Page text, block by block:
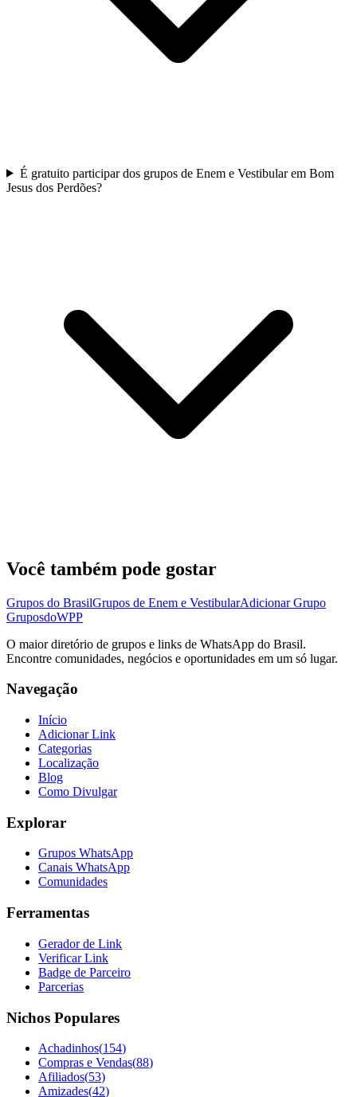
É gratuito participar dos grupos de Enem e Vestibular em Bom
Jesus dos Perdões?
Você também pode gostar
Grupos do BrasilGrupos de Enem e VestibularAdicionar Grupo
GruposdoWPP
O maior diretório de grupos e links de WhatsApp do Brasil.
Encontre comunidades, negócios e oportunidades em um só lugar.
Navegação
Início
Adicionar Link
Categorias
Localização
Blog
Como Divulgar
Explorar
Grupos WhatsApp
Canais WhatsApp
Comunidades
Ferramentas
Gerador de Link
Verificar Link
Badge de Parceiro
Parcerias
Nichos Populares
Achadinhos(154)
Compras e Vendas(88)
Afiliados(53)
Amizades(42)